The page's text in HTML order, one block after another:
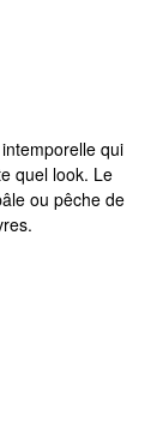
qui
quel look. Le
ou pêche de